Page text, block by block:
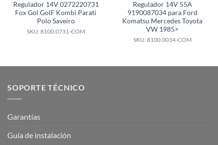
Regulador 14V 0272220731
Fox Gol GolF Kombi Parati
Polo Saveiro
SKU: 8100.0731-COM
Regulador 14V 55A
9190087034 para Ford
Komatsu Mercedes Toyota
VW 1985>
SKU: 8100.0034-COM
SOPORTE TÉCNICO
Garantías
Guía de instalación